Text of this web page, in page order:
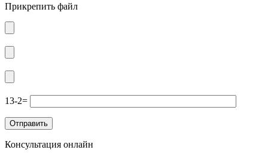
Прикрепить файл
13-2=
Консультация онлайн